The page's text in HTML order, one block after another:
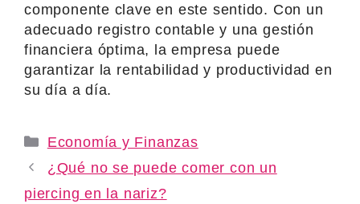
componente clave en este sentido. Con un
adecuado registro contable y una gestión
financiera óptima, la empresa puede
garantizar la rentabilidad y productividad en
su día a día.
Categories
Economía y Finanzas
¿Qué no se puede comer con un
piercing en la nariz?